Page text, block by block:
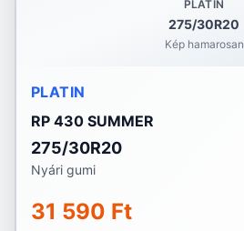
PLATIN
275/30R20
Kép hamarosan
PLATIN
RP 430 SUMMER
275/30R20
Nyári gumi
31 590 Ft